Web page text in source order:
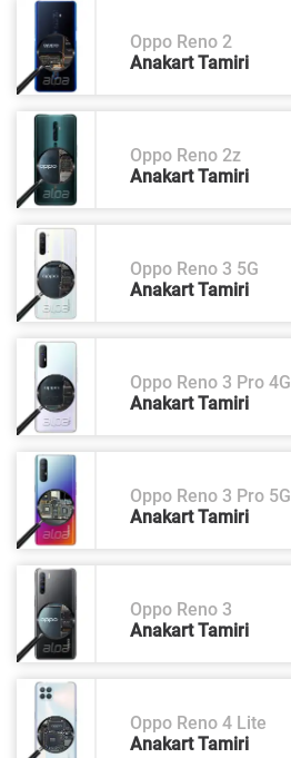
Oppo Reno 2
Anakart Tamiri
Oppo Reno 2z
Anakart Tamiri
Oppo Reno 3 5G
Anakart Tamiri
Oppo Reno 3 Pro 4G
Anakart Tamiri
Oppo Reno 3 Pro 5G
Anakart Tamiri
Oppo Reno 3
Anakart Tamiri
Oppo Reno 4 Lite
Anakart Tamiri